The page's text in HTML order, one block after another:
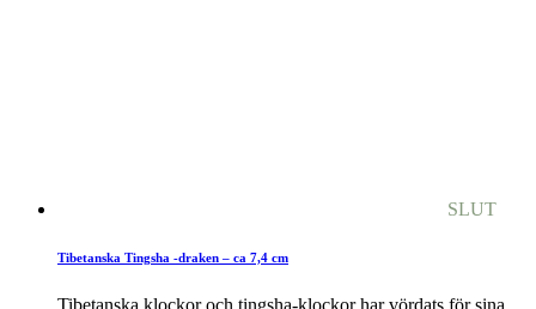
SLUT
Tibetanska Tingsha -draken – ca 7,4 cm
Tibetanska klockor och tingsha-klockor har vördats för sina